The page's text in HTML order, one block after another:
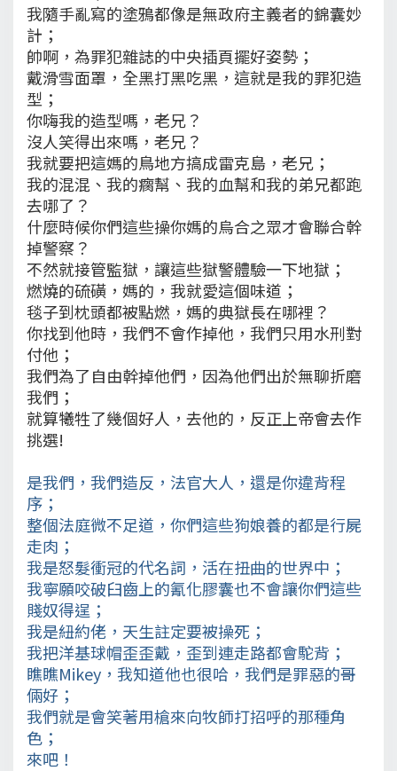
我隨手亂寫的塗鴉都像是無政府主義者的錦囊妙
計；
帥啊，為罪犯雜誌的中央插頁擺好姿勢；
戴滑雪面罩，全黑打黑吃黑，這就是我的罪犯造
型；
你嗨我的造型嗎，老兄？
沒人笑得出來嗎，老兄？
我就要把這媽的鳥地方搞成雷克島，老兄；
我的混混、我的瘸幫、我的血幫和我的弟兄都跑
去哪了？
什麼時候你們這些操你媽的烏合之眾才會聯合幹
掉警察？
不然就接管監獄，讓這些獄警體驗一下地獄；
燃燒的硫磺，媽的，我就愛這個味道；
毯子到枕頭都被點燃，媽的典獄長在哪裡？
你找到他時，我們不會作掉他，我們只用水刑對
付他；
我們為了自由幹掉他們，因為他們出於無聊折磨
我們；
就算犧牲了幾個好人，去他的，反正上帝會去作
挑選!
是我們，我們造反，法官大人，還是你違背程
序；
整個法庭微不足道，你們這些狗娘養的都是行屍
走肉；
我是怒髮衝冠的代名詞，活在扭曲的世界中；
我寧願咬破臼齒上的氰化膠囊也不會讓你們這些
賤奴得逞；
我是紐約佬，天生註定要被操死；
我把洋基球帽歪歪戴，歪到連走路都會駝背；
瞧瞧Mikey，我知道他也很哈，我們是罪惡的哥
倆好；
我們就是會笑著用槍來向牧師打招呼的那種角
色；
來吧！